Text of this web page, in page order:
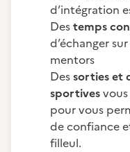
d’intégration
Destemps
d’échanger
mentors
Dessorties et
sportives
pour vous
de confiance
filleul.